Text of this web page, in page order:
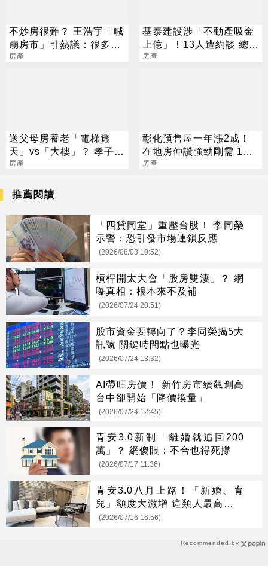
不炒房很難？ 王浩宇「喊
崩房市」引熱議：很多人
都在罵我
房產
基泰建設涉「不動產吸金
上億」！13人遭約談 總座
150萬交保
房產
送父母房養老「電梯透
天」vs「大樓」？ 孝子2
疑慮曝光 網戰翻
房產
彰化預售屋一年漲2成！
在地房仲讚強勁剛需 1字
頭只剩這物件
房產
Recommended by
推薦閱讀
「四貸同堂」重壓台股！ 李同榮
示警：恐引發市場連鎖反應
(2026/08/03 10:52)
槓桿開太大會「股房雙淒」？ 網
曝真相：根本來不及補
(2026/07/24 20:51)
股市資金要轉向了？李同榮揭5大
訊號 關鍵時間點也曝光
(2026/07/24 13:32)
AI帶旺房價！ 新竹房市續飆創高
台中卻開始「降價換量」
(2026/07/24 12:45)
青安3.0新制「離婚就追回200
萬」？ 網傻眼：不合也得死撐
(2026/07/17 11:36)
青安3.0八月上路！「新婚、育
兒」額度大激增 這類人最高可貸
1500萬
(2026/07/16 16:56)